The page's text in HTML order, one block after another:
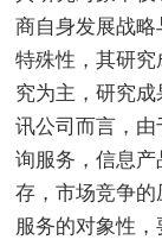
商自身发展战
特殊性，其研
究为主，研究
讯公司而言，
询服务，信息
存，市场竞争的
服务的对象性